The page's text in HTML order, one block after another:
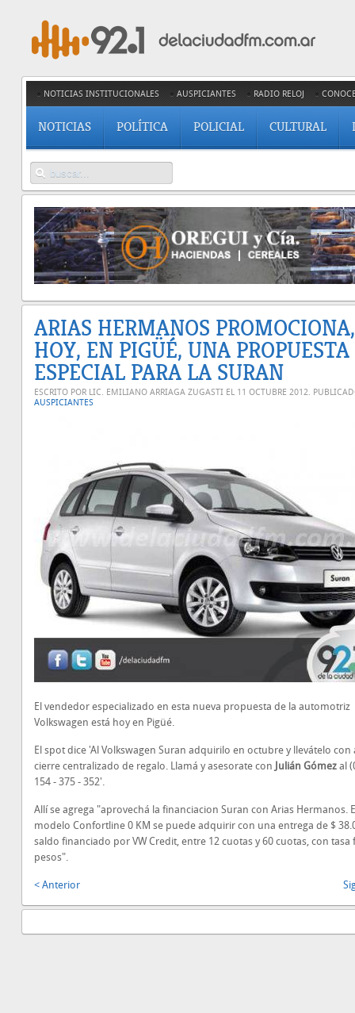
NOTICIAS INSTITUCIONALES AUSPICIANTES RADIO RELOJ
NOTICIAS POLÍTICA POLICIAL CULTURAL
ARIAS HERMANOS PROMOCIONA,
HOY, EN PIGÜÉ, UNA PROPUESTA
ESPECIAL PARA LA SURAN
ESCRITO POR LIC. EMILIANO ARRIAGA ZUGASTI EL 11 OCTUBRE 2012.
AUSPICIANTES
El vendedor especializado en esta nueva propuesta de la automotriz
Volkswagen está hoy en Pigüé.
El spot dice 'Al Volkswagen Suran adquirilo en octubre y llevátelo con
cierre centralizado de regalo. Llamá y asesorate con Julián Gómez al
154 - 375 - 352'.
Allí se agrega "aprovechá la financiacion Suran con Arias Hermanos.
modelo Confortline 0 KM se puede adquirir con una entrega de $
saldo financiado por VW Credit, entre 12 cuotas y 60 cuotas, con tasa
pesos".
< Anterior